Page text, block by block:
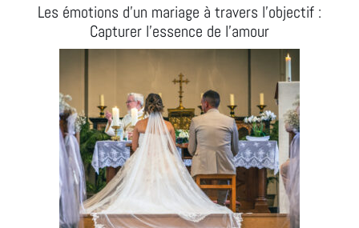
Les émotions d’un mariage à travers l’objectif :
Capturer l’essence de l’amour